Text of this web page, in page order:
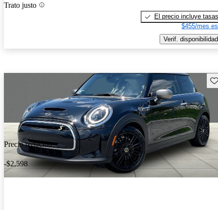
Trato justo
El precio incluye tasas
$455/mes
Verif. disponibilidad
Precio reducido
-$2,598